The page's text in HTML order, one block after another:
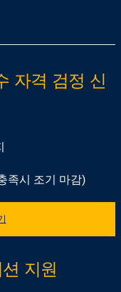
자격 검정 신
족시 조기 마감)
지원